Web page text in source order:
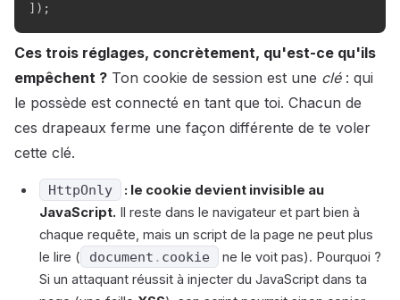
] ) ;
Ces trois réglages, concrètement, qu'est-ce qu'ils
empêchent ? Ton cookie de session est une clé: qui
le possède est connecté en tant que toi. Chacun de
ces drapeaux ferme une façon différente de te voler
cette clé.
HttpOnly
: le cookie devient invisible au
JavaScript. Il reste dans le navigateur et part bien à
chaque requête, mais un script de la page ne peut plus
le lire (
document . cookie
ne le voit pas). Pourquoi ?
Si un attaquant réussit à injecter du JavaScript dans ta